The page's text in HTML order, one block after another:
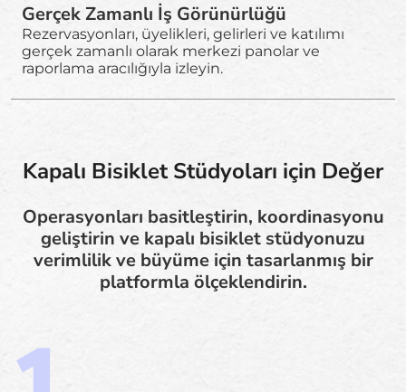
Gerçek Zamanlı İş Görünürlüğü
Rezervasyonları, üyelikleri, gelirleri ve katılımı
gerçek zamanlı olarak merkezi panolar ve
raporlama aracılığıyla izleyin.
Kapalı Bisiklet Stüdyoları için Değer
Operasyonları basitleştirin, koordinasyonu
geliştirin ve kapalı bisiklet stüdyonuzu
verimlilik ve büyüme için tasarlanmış bir
platformla ölçeklendirin.